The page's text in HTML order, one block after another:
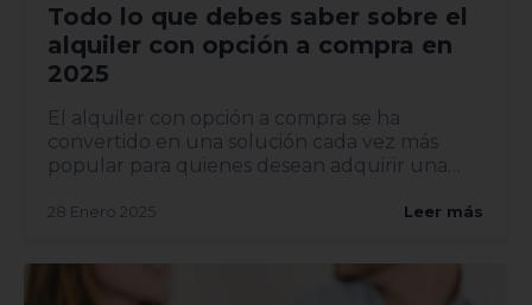
Todo lo que debes saber sobre el
alquiler con opción a compra en
2025
El alquiler con opción a compra se ha
convertido en una solución cada vez más
popular para quienes desean adquirir una
28 Enero 2025 Leer más